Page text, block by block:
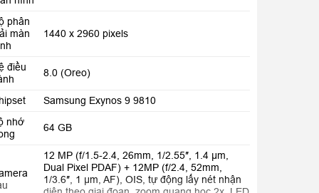
phân
màn
1440 x 2960 pixels
điều
8.0 (Oreo)
Samsung Exynos 9 9810
nhớ
64 GB
12 MP (f/1.5-2.4, 26mm, 1/2.55″, 1.4 µm,
Dual Pixel PDAF) + 12MP (f/2.4, 52mm,
1/3.6″, 1 µm, AF), OIS, tự động lấy nét nhận